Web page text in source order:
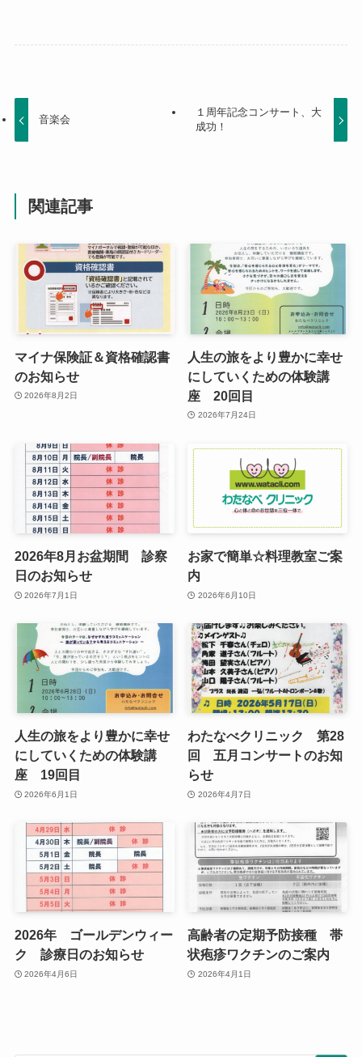
音楽会
１周年記念コンサート、大
成功！
関連記事
マイナ保険証＆資格確認書
のお知らせ
2026年8月2日
人生の旅をより豊かに幸せ
にしていくための体験講
座 20回目
2026年7月24日
2026年8月お盆期間 診察
日のお知らせ
2026年7月1日
お家で簡単☆料理教室ご案
内
2026年6月10日
人生の旅をより豊かに幸せ
にしていくための体験講
座 19回目
2026年6月1日
わたなべクリニック 第28
回 五月コンサートのお知
らせ
2026年4月7日
2026年 ゴールデンウィー
ク 診療日のお知らせ
2026年4月6日
高齢者の定期予防接種 帯
状疱疹ワクチンのご案内
2026年4月1日